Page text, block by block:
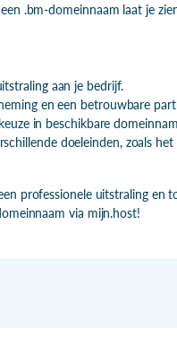
.bm-domeinnaam laat je
aan je bedrijf.
en een betrouwbare
in beschikbare
doeleinden, zoals
professionele uitstraling en
via mijn.host!